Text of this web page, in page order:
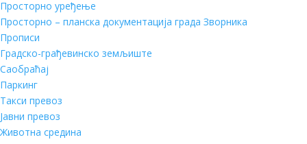
Просторно уређење
Просторно – планска документација града Зворника
Прописи
Градско-грађевинско земљиште
Саобраћај
Паркинг
Такси превоз
Јавни превоз
Животна средина